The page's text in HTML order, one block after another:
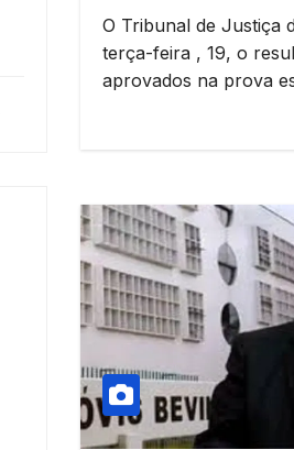
O Tribunal de Justiça
terça-feira , 19, o
aprovados na prova